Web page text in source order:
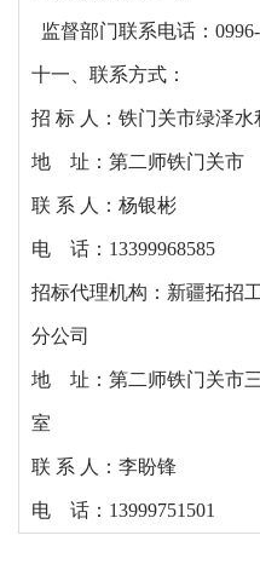
监督部门联系电话：
十一、联系方式：
招 标 人： 铁门关市绿泽水
地 址：第二师铁门关市
联 系 人：杨银彬
电 话： 13399968585
招标代理机构：新疆拓招
分公司
地 址：第二师铁门关市
室
联 系 人：李盼锋
电 话： 13999751501